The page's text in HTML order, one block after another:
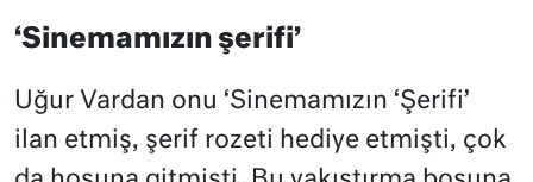
‘Sinemamızın şerifi’
Uğur Vardan onu ‘Sinemamızın ‘Şerifi’
ilan etmiş, şerif rozeti hediye etmişti, çok